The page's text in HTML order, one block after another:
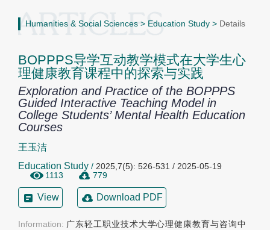
Humanities & Social Sciences > Education Study > Details
BOPPPS导学互动教学模式在大学生心
理健康教育课程中的探索与实践
Exploration and Practice of the BOPPPS
Guided Interactive Teaching Model in
College Students’ Mental Health Education
Courses
王玉洁
Education Study / 2025,7(5): 526-531 / 2025-05-19
1113
779
View Download PDF
Information: 广东轻工职业技术大学心理健康教育与咨询中